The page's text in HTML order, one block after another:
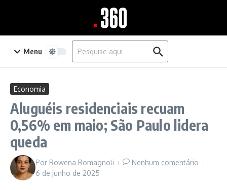
Menu
Procurar por:
Economia
Aluguéis residenciais recuam
0,56% em maio; São Paulo lidera
queda
Por Rowena Romagnoli
Nenhum comentário
6 de junho de 2025